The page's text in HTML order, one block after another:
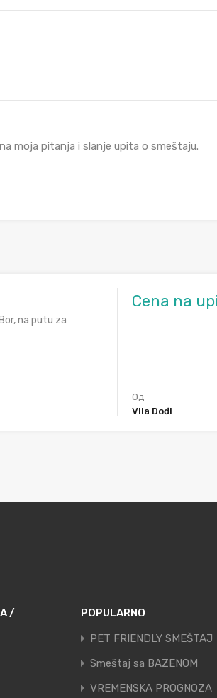
moja pitanja i slanje upita o smeštaju.
na putu za
Cena na
Од
Vila Dođi
/
POPULARNO
PET FRIENDLY SMEŠTAJ
Smeštaj sa BAZENOM
VREMENSKA PROGNOZA